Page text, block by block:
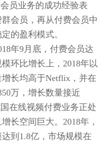
员业务的成功经验表
会员，再从付费会员中
的盈利模式。
年9月底，付费会员达
环比增长上，2018年以
长均高于Netflix，并在
万，增长数量接近
在线视频付费业务正处
长空间巨大。2018年，
到1.8亿，市场规模在